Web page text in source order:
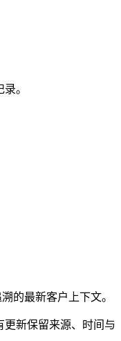
。
的最新客户上下文。
新保留来源、时间与